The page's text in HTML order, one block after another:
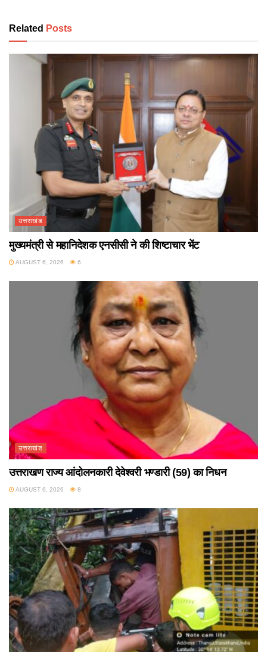
Related Posts
उत्तराखंड
मुख्यमंत्री से महानिदेशक एनसीसी ने की शिष्टाचार भेंट
AUGUST 6, 2026 6
उत्तराखंड
उत्तराखण राज्य आंदोलनकारी देवेश्वरी भण्डारी (59) का निधन
AUGUST 6, 2026 8